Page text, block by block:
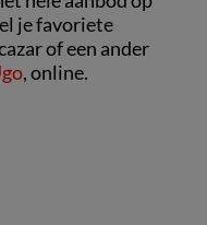
je favoriete
of een ander
, online.